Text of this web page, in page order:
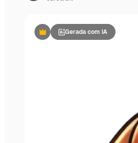
PremiumGerada com IA